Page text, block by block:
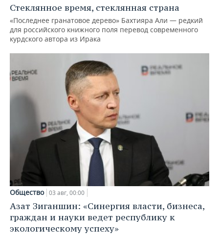
Стеклянное время, стеклянная страна
«Последнее гранатовое дерево» Бахтияра Али — редкий
для российского книжного поля перевод современного
курдского автора из Ирака
Общество 03 авг, 00:00
Азат Зиганшин: «Синергия власти, бизнеса,
граждан и науки ведет республику к
экологическому успеху»